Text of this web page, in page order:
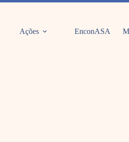
Ações EnconASA